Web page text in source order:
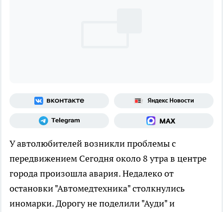
У автолюбителей возникли проблемы с
передвижением Сегодня около 8 утра в центре
города произошла авария. Недалеко от
остановки "Автомедтехника" столкнулись
иномарки. Дорогу не поделили "Ауди" и